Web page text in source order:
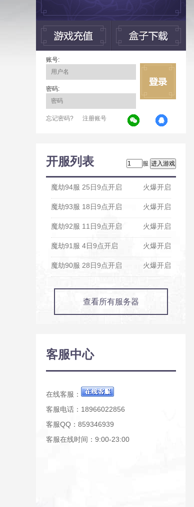
账号:
密码:
忘记密码? 注册账号
开服列表 服
火爆开启
魔劫94服 25日9点开启
火爆开启
魔劫93服 18日9点开启
火爆开启
魔劫92服 11日9点开启
火爆开启
魔劫91服 4日9点开启
火爆开启
魔劫90服 28日9点开启
查看所有服务器
客服中心
在线客服：
客服电话：18966022856
客服QQ：859346939
客服在线时间：9:00-23:00